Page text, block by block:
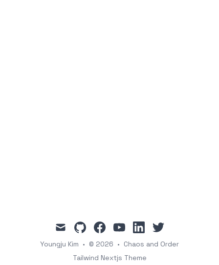
mail githubfacebookyoutubelinkedintwitter
Youngju Kim • © 2026 • Chaos and Order
Tailwind Nextjs Theme